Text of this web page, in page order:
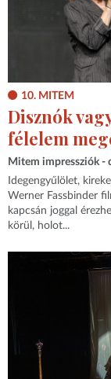
10. MITEM
Disznók
félelem
Mitem impressziók -
Idegengyűlölet,
Werner Fassbinder
kapcsán joggal
körül, holot...